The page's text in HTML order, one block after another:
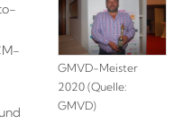
GMVD-Meister
2020 (Quelle:
GMVD)